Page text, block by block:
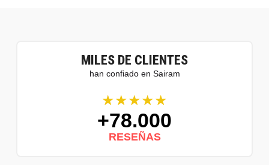
MILES DE CLIENTES
han confiado en Sairam
★★★★★
+78.000
RESEÑAS